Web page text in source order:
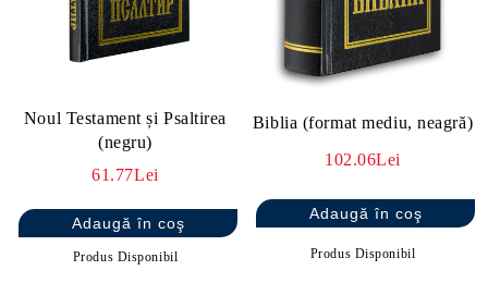
Noul Testament și Psaltirea
(negru)
61.77Lei
Produs Disponibil
Biblia (format mediu, neagră)
102.06Lei
Produs Disponibil